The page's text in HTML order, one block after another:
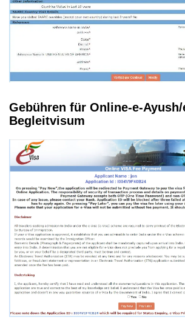
Gebühren für Online-e-Ayush/
Begleitvisum